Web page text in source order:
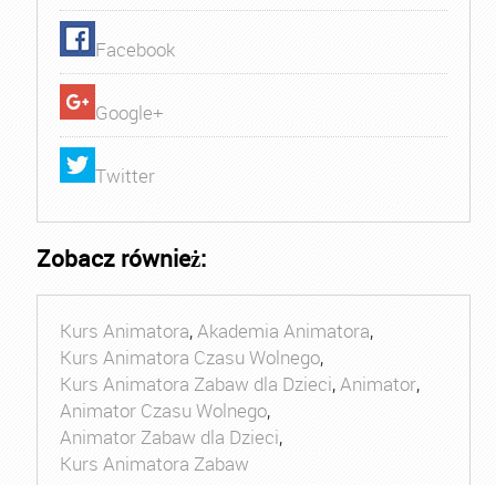
Facebook
Google+
Twitter
Zobacz również:
Kurs Animatora,Akademia Animatora,
Kurs Animatora Czasu Wolnego,
Kurs Animatora Zabaw dla Dzieci,Animator,
Animator Czasu Wolnego,
Animator Zabaw dla Dzieci,
Kurs Animatora Zabaw